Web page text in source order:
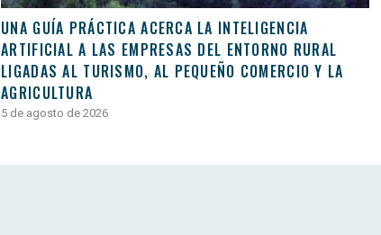
UNA GUÍA PRÁCTICA ACERCA LA INTELIGENCIA
ARTIFICIAL A LAS EMPRESAS DEL ENTORNO RURAL
LIGADAS AL TURISMO, AL PEQUEÑO COMERCIO Y LA
AGRICULTURA
5 de agosto de 2026